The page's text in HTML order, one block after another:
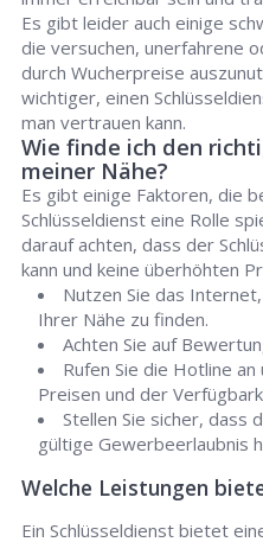
Es gibt leider auch einige
die versuchen, unerfahrene
durch Wucherpreise
wichtiger, einen
man vertrauen kann.
Wie finde ich den
meiner Nähe?
Es gibt einige Faktoren, die
Schlüsseldienst eine Rolle
darauf achten, dass der
kann und keine überhöhten
Nutzen Sie das
Ihrer Nähe zu finden.
Achten Sie auf
Rufen Sie die Hotline
Preisen und der
Stellen Sie sicher, dass
gültige Gewerbeerlaubnis
Welche Leistungen
Ein Schlüsseldienst bietet